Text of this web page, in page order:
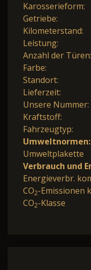
Karosserieform:
Getriebe:
Kilometerstand:
Leistung:
Anzahl der Türen:
Farbe:
Standort:
Lieferzeit:
Unsere Nummer:
Kraftstoff:
Fahrzeugtyp:
Umweltnormen:
Umweltplakette
Verbrauch und
Energieverbr.
CO2-Emissionen
CO2-Klasse